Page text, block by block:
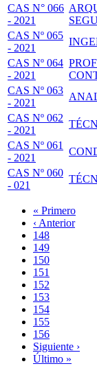
CAS N° 066
- 2021
CAS Nº 065
- 2021
CAS Nº 064
- 2021
CAS Nº 063
- 2021
CAS Nº 062
- 2021
CAS Nº 061
- 2021
CAS Nº 060
- 021
Paginación
Primera
página
« Primero
Página
anterior
‹ Anterior
Page
148
Page
149
Page
150
Page
151
Página
actual
152
Page
153
Page
154
Page
155
Page
156
Siguiente
página
Siguiente ›
Última
Último »